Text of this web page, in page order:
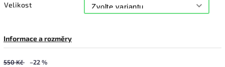
Velikost
Informace a rozměry
550 Kč –22 %